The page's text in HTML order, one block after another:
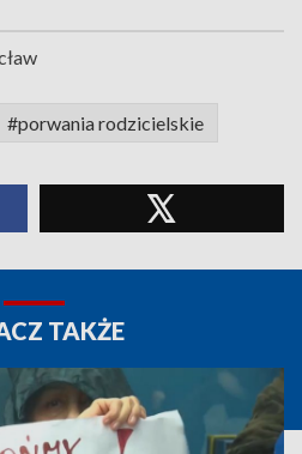
#porwania rodzicielskie
TAKŻE